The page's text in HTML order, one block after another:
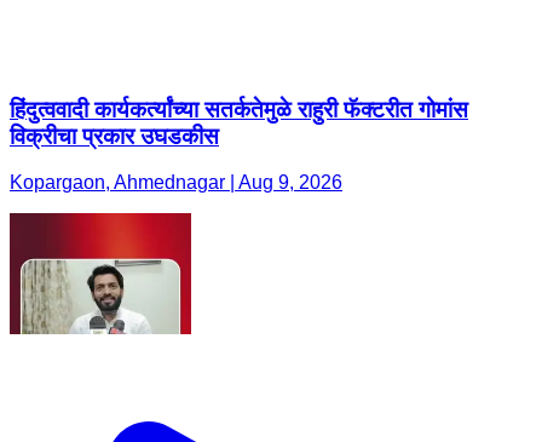
हिंदुत्ववादी कार्यकर्त्यांच्या सतर्कतेमुळे राहुरी फॅक्टरीत गोमांस
विक्रीचा प्रकार उघडकीस
Kopargaon, Ahmednagar | Aug 9, 2026